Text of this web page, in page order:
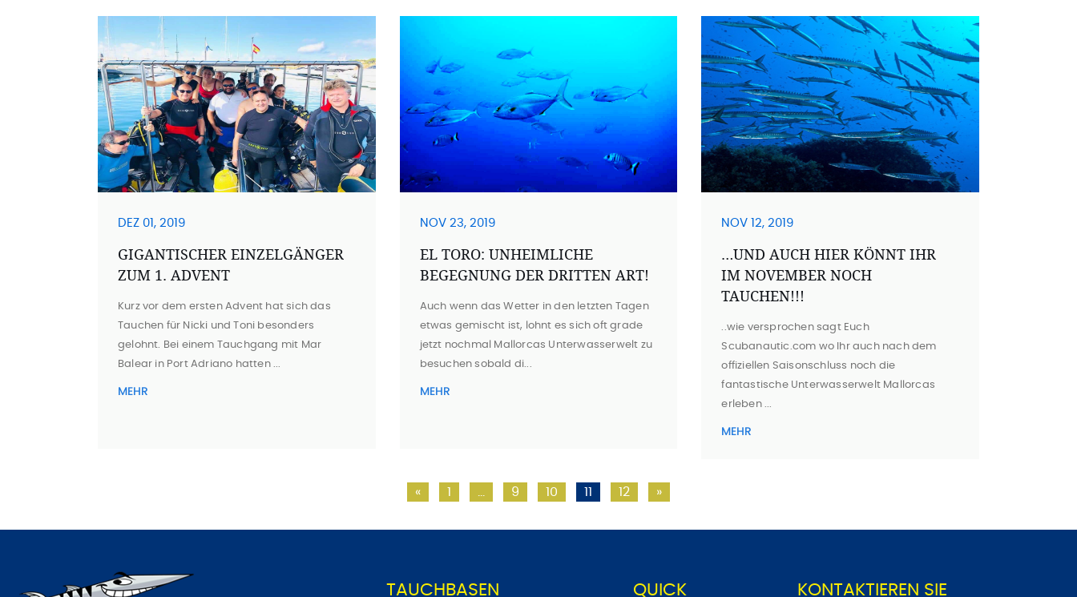
DEZ 01, 2019
GIGANTISCHER EINZELGÄNGER
ZUM 1. ADVENT
Kurz vor dem ersten Advent hat sich das
Tauchen für Nicki und Toni besonders
gelohnt. Bei einem Tauchgang mit Mar
Balear in Port Adriano hatten ...
MEHR
NOV 23, 2019
EL TORO: UNHEIMLICHE
BEGEGNUNG DER DRITTEN ART!
Auch wenn das Wetter in den letzten Tagen
etwas gemischt ist, lohnt es sich oft grade
jetzt nochmal Mallorcas Unterwasserwelt zu
besuchen sobald di...
MEHR
NOV 12, 2019
…UND AUCH HIER KÖNNT IHR
IM NOVEMBER NOCH
TAUCHEN!!!
..wie versprochen sagt Euch
Scubanautic.com wo Ihr auch nach dem
offiziellen Saisonschluss noch die
fantastische Unterwasserwelt Mallorcas
erleben ...
MEHR
« 1 9 10 11 12 »
TAUCHBASEN QUICK KONTAKTIEREN SIE